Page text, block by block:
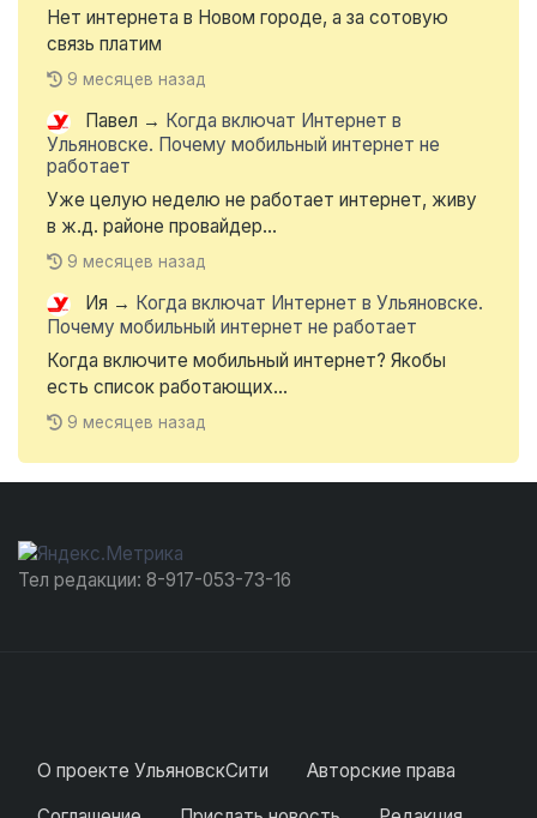
Нет интернета в Новом городе, а за сотовую
связь платим
9 месяцев назад
Павел → Когда включат Интернет в
Ульяновске. Почему мобильный интернет не
работает
Уже целую неделю не работает интернет, живу
в ж.д. районе провайдер...
9 месяцев назад
Ия → Когда включат Интернет в Ульяновске.
Почему мобильный интернет не работает
Когда включите мобильный интернет? Якобы
есть список работающих...
9 месяцев назад
Тел редакции: 8-917-053-73-16
О проекте УльяновскСити
Авторские права